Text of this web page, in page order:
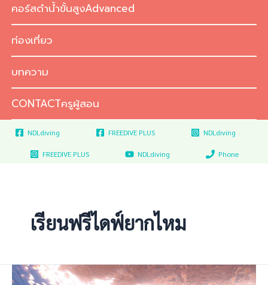
คอร์สดำน้ำขั้นสูงAdvanced
ท่องเที่ยว
บทความ
CONTACTครูผู้สอน
NDLdiving FREEDIVE PLUS NDLdiving
FREEDIVE PLUS NDLdiving Phone
เรียนฟรีไดฟ์ยากไหม
คอร์ส